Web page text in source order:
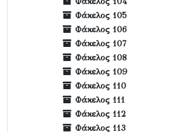
Φάκελος 105
Φάκελος 106
Φάκελος 107
Φάκελος 108
Φάκελος 109
Φάκελος 110
Φάκελος 111
Φάκελος 112
Φάκελος 113